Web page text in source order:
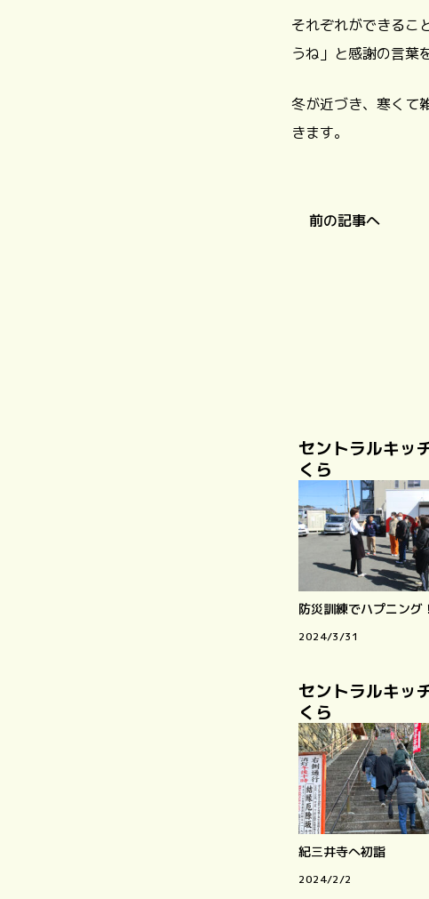
それぞれができるこ
うね」と感謝の言葉
冬が近づき、寒くて
きます。
前の記事へ
セントラルキッ
くら
防災訓練でハプニング！
2024/3/31
セントラルキッ
くら
紀三井寺へ初詣
2024/2/2